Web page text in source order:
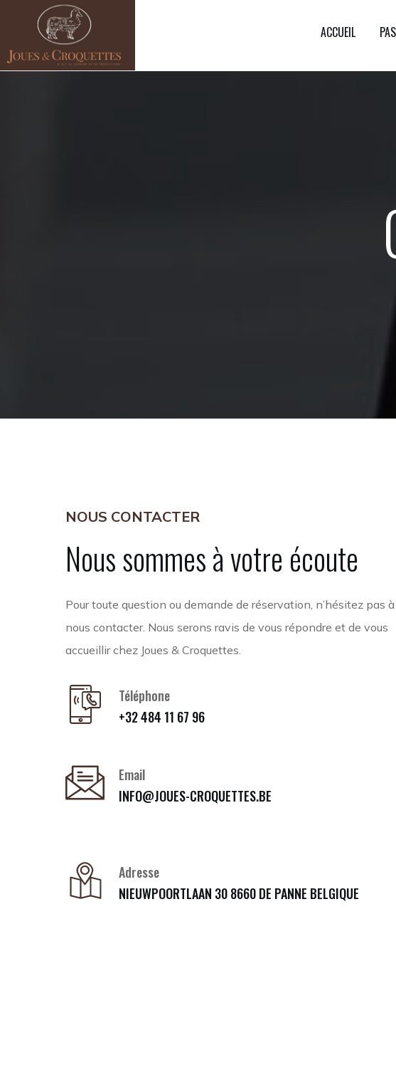
ACCUEIL
NOUS CONTACTER
Noussommesàvotre écoute
Pour toute question ou demande de réservation, n’hésitez pas à
nous contacter. Nous serons ravis de vous répondre et de vous
accueillir chez Joues & Croquettes.
Téléphone
+32 484 11 67 96
Email
INFO@JOUES-CROQUETTES.BE
Adresse
NIEUWPOORTLAAN 30 8660 DE PANNE BELGIQUE